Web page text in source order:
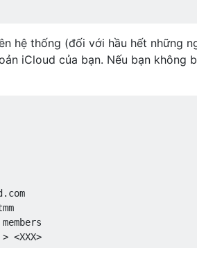
hệ thống (đối với hầu hết những
iCloud của bạn. Nếu bạn không
. com
members
> <XXX>